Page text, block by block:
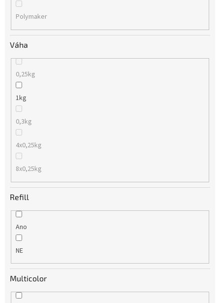
Polymaker
Váha
0,25kg
1kg
0,3kg
4x0,25kg
8x0,25kg
Refill
Ano
NE
Multicolor